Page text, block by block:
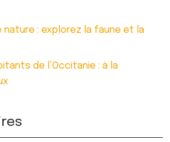
nature : explorez la faune et la
de l’Occitanie : à la